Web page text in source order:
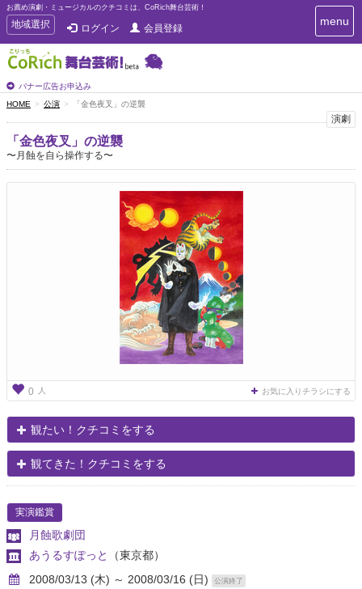
お薦め演劇・ミュージカルのクチコミは、CoRich舞台芸術！
T
o
g
g
e
n
a
v
地域選択 ログイン 会員登録
バナー広告お申込み
T
o
g
menu
HOME 公演 「金色夜叉」の逆襲
演劇
「金色夜叉」の逆襲
〜月蝕を自ら操作する〜
0 人 お気に入りチラシにする
観たい！クチコミをする
観てきた！クチコミをする
実演鑑賞
月蝕歌劇団
あうるすぽっと
（東京都）
2008/03/13 (木) ～ 2008/03/16 (日)
公演終了